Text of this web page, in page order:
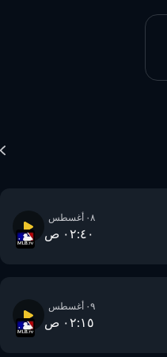
٠٢:٤٠ ص
٠٢:١٥ ص